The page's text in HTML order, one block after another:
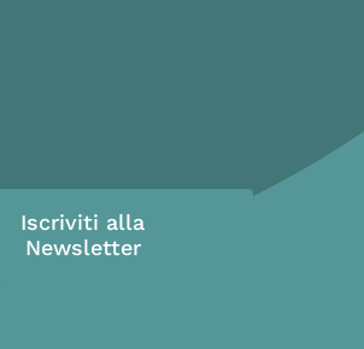
Iscriviti alla
Newsletter